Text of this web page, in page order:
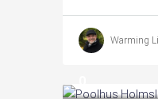
Warming